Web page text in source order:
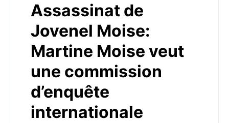
Assassinat de
Jovenel Moise:
Martine Moise veut
une commission
d’enquête
internationale